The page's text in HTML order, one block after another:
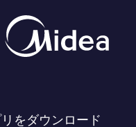
をダウンロード